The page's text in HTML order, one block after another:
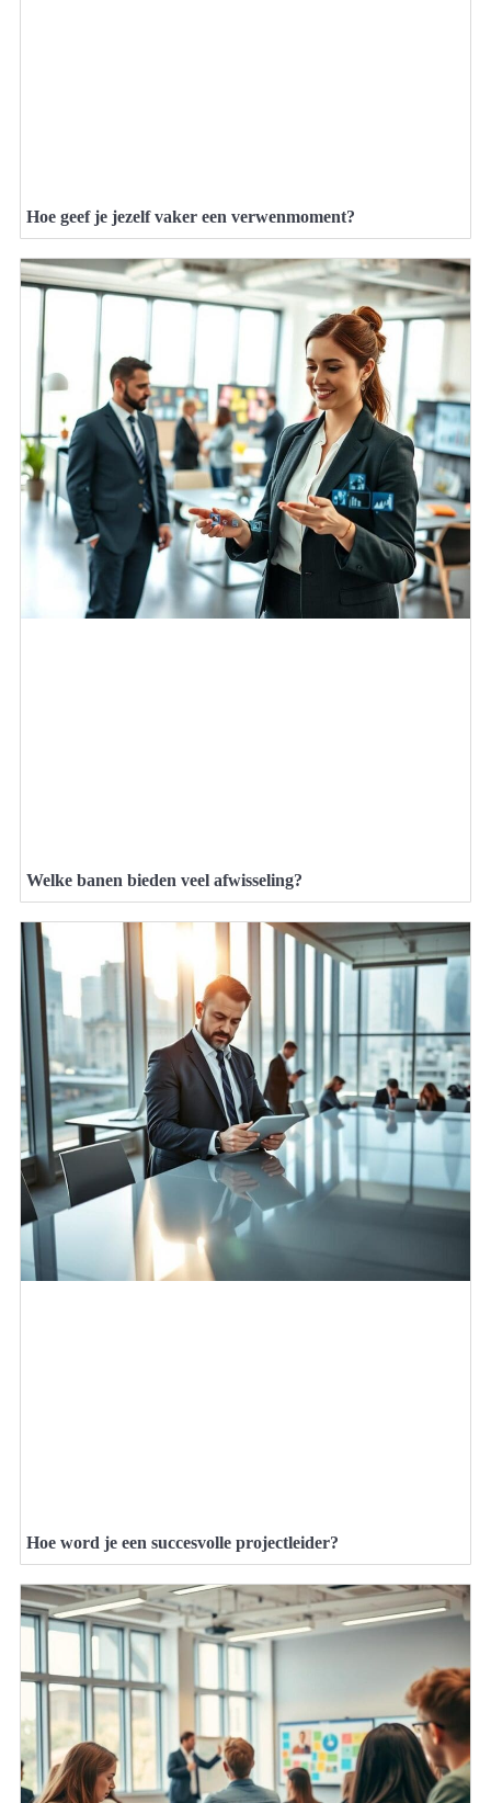
Hoe geef je jezelf vaker een verwenmoment?
Welke banen bieden veel afwisseling?
Hoe word je een succesvolle projectleider?